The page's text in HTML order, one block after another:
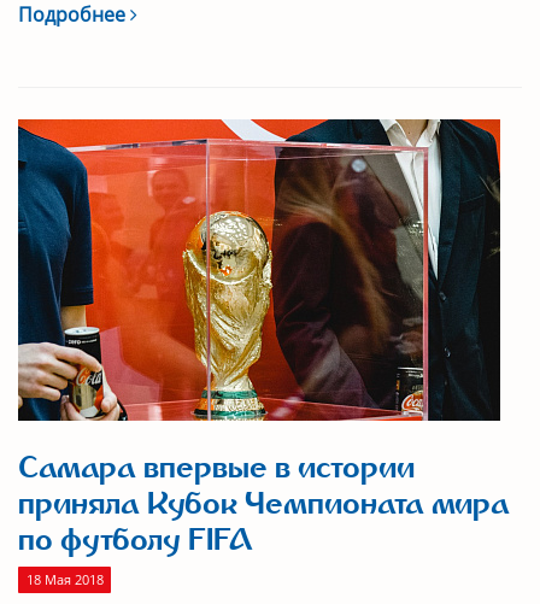
Подробнее
Самара впервые в истории
приняла Кубок Чемпионата мира
по футболу FIFA
18 Мая 2018